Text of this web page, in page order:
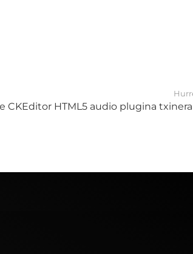
CKEditor HTML5 audio plugina